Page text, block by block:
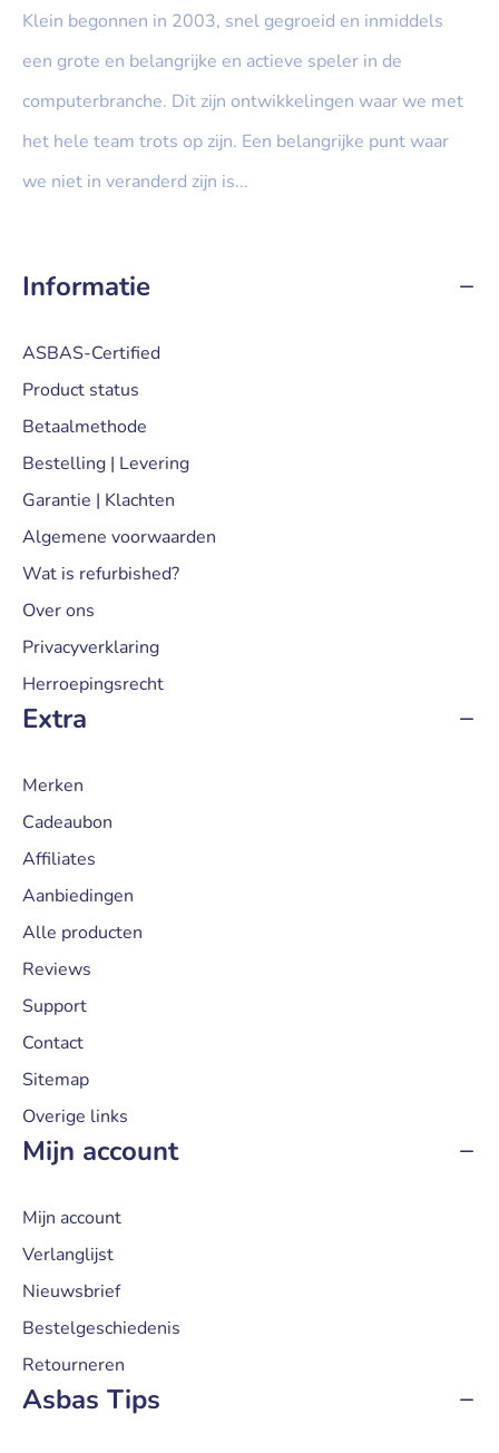
Klein begonnen in 2003, snel gegroeid en inmiddels
een grote en belangrijke en actieve speler in de
computerbranche. Dit zijn ontwikkelingen waar we met
het hele team trots op zijn. Een belangrijke punt waar
we niet in veranderd zijn is...
Informatie
ASBAS-Certified
Product status
Betaalmethode
Bestelling | Levering
Garantie | Klachten
Algemene voorwaarden
Wat is refurbished?
Over ons
Privacyverklaring
Herroepingsrecht
Extra
Merken
Cadeaubon
Affiliates
Aanbiedingen
Alle producten
Reviews
Support
Contact
Sitemap
Overige links
Mijn account
Mijn account
Verlanglijst
Nieuwsbrief
Bestelgeschiedenis
Retourneren
Asbas Tips